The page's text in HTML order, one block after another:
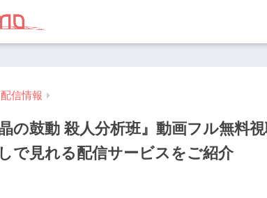
信情報
の鼓動 殺人分析班』動画フル無料
で見れる配信サービスをご紹介